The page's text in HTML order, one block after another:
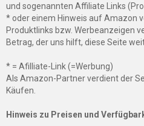
und sogenannten Affiliate Links
* oder einem Hinweis auf Amazon
Produktlinks bzw. Werbeanzeigen
Betrag, der uns hilft, diese Seite
* = Afilliate-Link (=Werbung)
Als Amazon-Partner verdient der
Käufen.
Hinweis zu Preisen und